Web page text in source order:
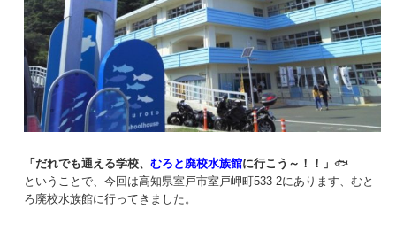
「だれでも通える学校、むろと廃校水族館に行こう～！！」🐟
ということで、今回は高知県室戸市室戸岬町533-2にあります、むと
ろ廃校水族館に行ってきました。